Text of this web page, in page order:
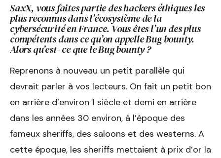
SaxX, vous faites partie des hackers éthiques les
plus reconnus dans l’écosystème de la
cybersécurité en France. Vous êtes l’un des plus
compétents dans ce qu’on appelle Bug bounty.
Alors qu’est- ce que le Bug bounty ?
Reprenons à nouveau un petit parallèle qui
devrait parler à vos lecteurs. On fait un petit bon
en arrière d’environ 1 siècle et demi en arrière
dans les années 30 environ, à l’époque des
fameux sheriffs, des saloons et des westerns. A
cette époque, les sheriffs mettaient à prix d’or la